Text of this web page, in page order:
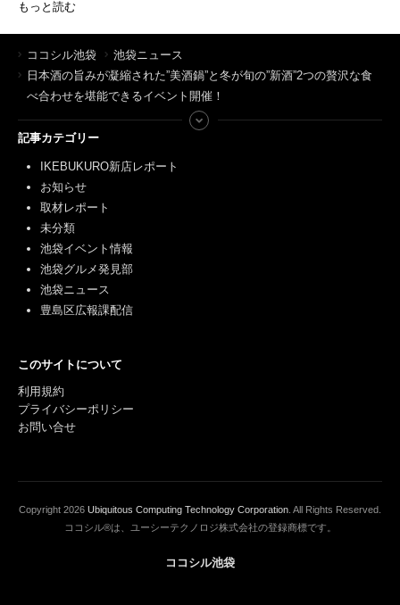
もっと読む
ココシル池袋
池袋ニュース
日本酒の旨みが凝縮された”美酒鍋”と冬が旬の”新酒”2つの贅沢な食
べ合わせを堪能できるイベント開催！
記事カテゴリー
IKEBUKURO新店レポート
お知らせ
取材レポート
未分類
池袋イベント情報
池袋グルメ発見部
池袋ニュース
豊島区広報課配信
このサイトについて
利用規約
プライバシーポリシー
お問い合せ
Copyright 2026 Ubiquitous Computing Technology Corporation . All Rights Reserved.
ココシル®は、ユーシーテクノロジ株式会社の登録商標です。
ココシル池袋